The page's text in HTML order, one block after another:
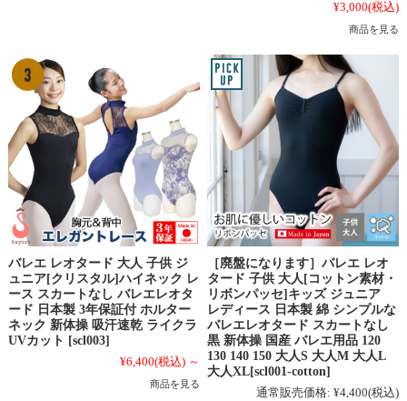
¥3,000(税込)
商品を見る
バレエ レオタード 大人 子供 ジ
ュニア[クリスタル]ハイネック レ
ース スカートなし バレエレオタ
ード 日本製 3年保証付 ホルター
ネック 新体操 吸汗速乾 ライクラ
UVカット [scl003]
¥6,400(税込) ～
商品を見る
［廃盤になります］バレエ レオ
タード 子供 大人[コットン素材・
リボンパッセ]キッズ ジュニア
レディース 日本製 綿 シンプルな
バレエレオタード スカートなし
黒 新体操 国産 バレエ用品 120
130 140 150 大人S 大人M 大人L
大人XL[scl001-cotton]
通常販売価格: ¥4,400(税込)